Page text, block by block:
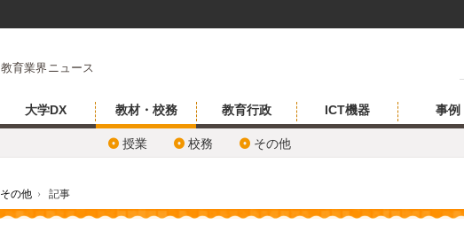
教育業界ニュース
大学DX 教材・校務
授業 校務 その他
教育行政 ICT機器 事例
その他 › 記事